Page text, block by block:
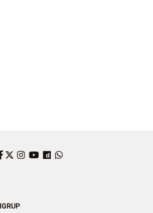
Facebook
Twitter
Instagram
YouTube
Dailymotion